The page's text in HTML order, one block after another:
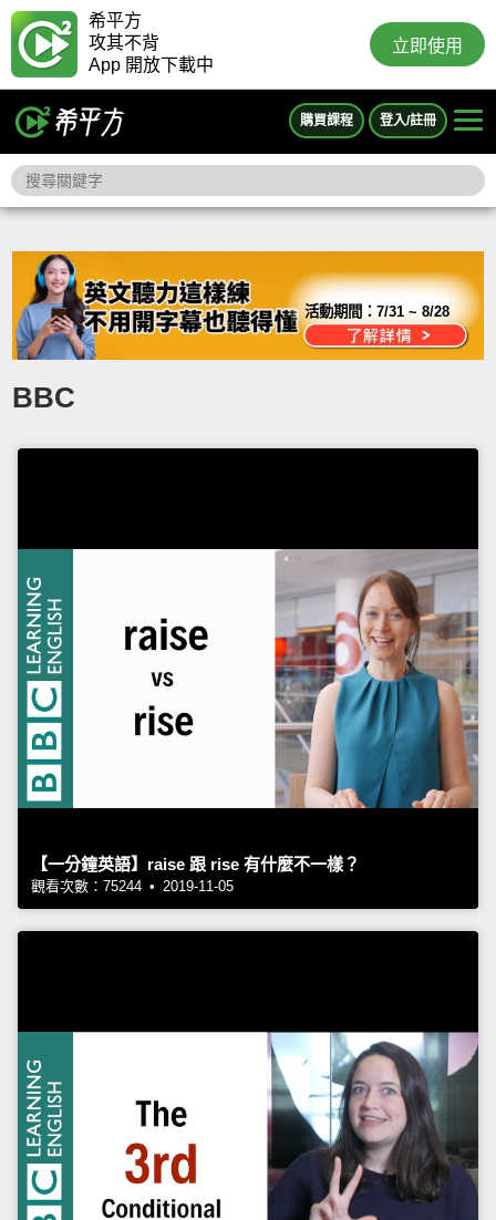
希平方
攻其不背
App 開放下載中
立即使用
購買課程 登入/註冊
活動期間：7/31 ~ 8/28
BBC
【一分鐘英語】raise 跟 rise 有什麼不一樣？
觀看次數：75244 • 2019-11-05